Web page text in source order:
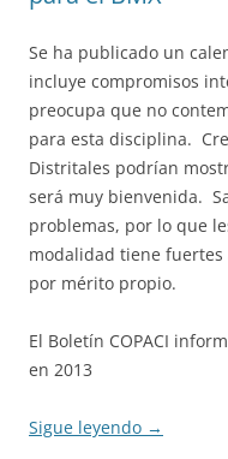
Se ha publicado un
incluye compromisos
preocupa que no
para esta disciplina.
Distritales podrían
será muy bienvenida.
problemas, por lo que
modalidad tiene
por mérito propio.
El Boletín COPACI
en 2013
Sigue leyendo →